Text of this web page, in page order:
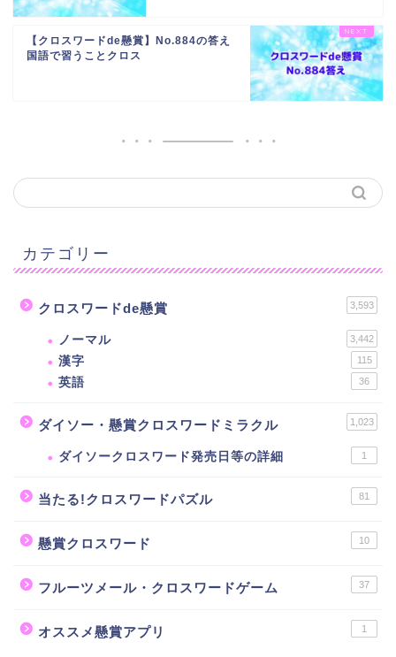
【クロスワードde懸賞】No.884の答え
国語で習うことクロス
カテゴリー
クロスワードde懸賞 3,593
ノーマル 3,442
漢字 115
英語 36
ダイソー・懸賞クロスワードミラクル 1,023
ダイソークロスワード発売日等の詳細 1
当たる!クロスワードパズル 81
懸賞クロスワード 10
フルーツメール・クロスワードゲーム 37
オススメ懸賞アプリ 1